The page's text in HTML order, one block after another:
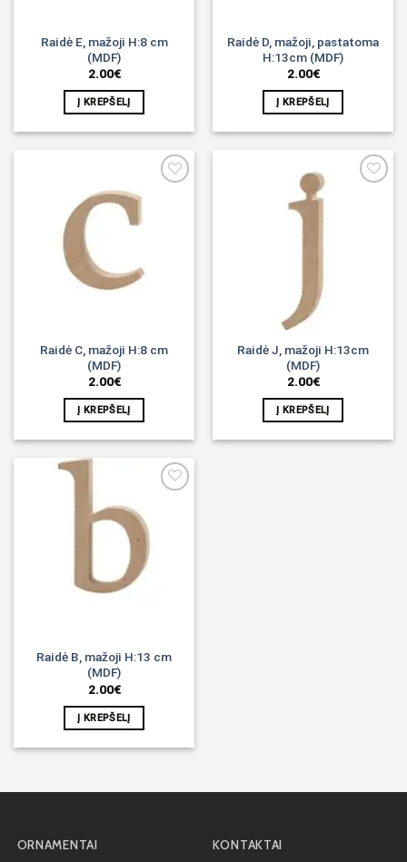
Raidė E, mažoji H:8 cm
(MDF)
2.00€
Į KREPŠELĮ
Raidė D, mažoji, pastatoma
H:13cm (MDF)
2.00€
Į KREPŠELĮ
Raidė C, mažoji H:8 cm
(MDF)
2.00€
Į KREPŠELĮ
Raidė J, mažoji H:13cm
(MDF)
2.00€
Į KREPŠELĮ
Raidė B, mažoji H:13 cm
(MDF)
2.00€
Į KREPŠELĮ
ORNAMENTAI KONTAKTAI